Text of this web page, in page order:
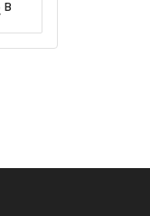
В